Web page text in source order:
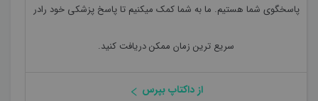
پاسخگوی شما هستیم. ما به شما کمک میکنیم تا پاسخ پزشکی خود رادر
سریع ترین زمان ممکن دریافت کنید.
از داکتاپ بپرس